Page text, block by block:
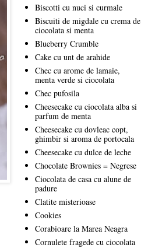
Biscotti cu nuci si curmale
Biscuiti de migdale cu crema de
ciocolata si menta
Blueberry Crumble
Cake cu unt de arahide
Chec cu arome de lamaie,
menta verde si ciocolata
Chec pufosila
Cheesecake cu ciocolata alba si
parfum de menta
Cheesecake cu dovleac copt,
ghimbir si aroma de portocala
Cheesecake cu dulce de leche
Chocolate Brownies = Negrese
Ciocolata de casa cu alune de
padure
Clatite misterioase
Cookies
Corabioare la Marea Neagra
Cornulete fragede cu ciocolata